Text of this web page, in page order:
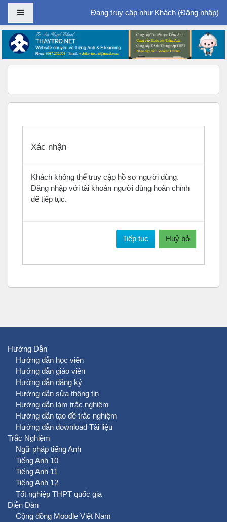
Chuyển tới nội dung chính
Bảng điều khiển cạnhĐang truy cập như Khách (Đăng nhập)
Xác nhận
Khách không thể truy cập hồ sơ người dùng.
Đăng nhập với tài khoản người dùng hoàn chỉnh
để tiếp tục.
Tiếp tục Huỷ bỏ
Hướng Dẫn
Hướng dẫn học viên
Hướng dẫn giáo viên
Hướng dẫn đăng ký
Hướng dẫn sửa thông tin
Hướng dẫn làm trắc nghiệm
Hướng dẫn tạo đề trắc nghiệm
Hướng dẫn download Tài liệu
Trắc Nghiệm
Ngữ pháp tiếng Anh
Tiếng Anh 10
Tiếng Anh 11
Tiếng Anh 12
Tốt nghiệp THPT quốc gia
Diễn Đàn
Cộng đồng Moodle Việt Nam